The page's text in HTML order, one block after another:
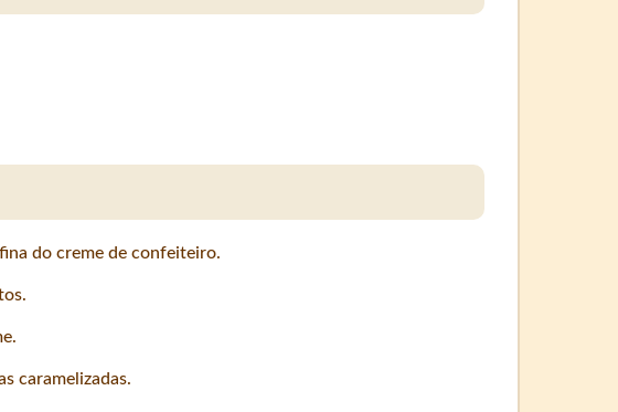
do creme de confeiteiro.
caramelizadas.